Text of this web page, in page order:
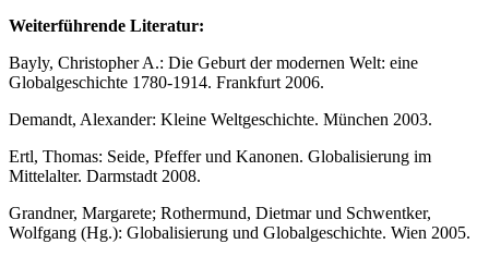
Weiterführende Literatur:
Bayly, Christopher A.: Die Geburt der modernen Welt: eine
Globalgeschichte 1780-1914. Frankfurt 2006.
Demandt, Alexander: Kleine Weltgeschichte. München 2003.
Ertl, Thomas: Seide, Pfeffer und Kanonen. Globalisierung im
Mittelalter. Darmstadt 2008.
Grandner, Margarete; Rothermund, Dietmar und Schwentker,
Wolfgang (Hg.): Globalisierung und Globalgeschichte. Wien 2005.